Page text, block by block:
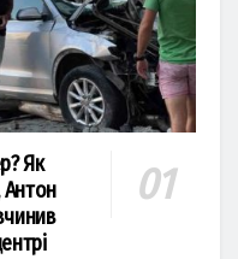
Як
Антон